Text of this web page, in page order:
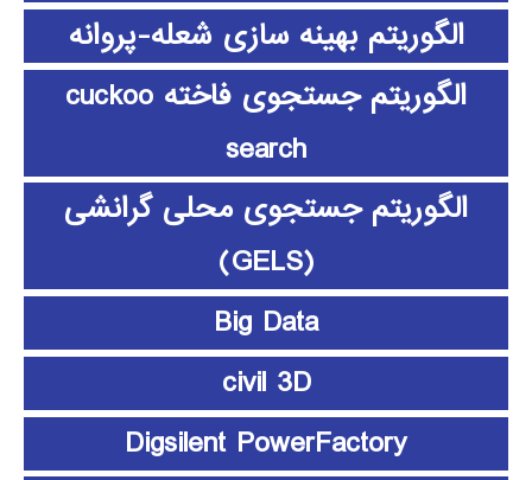
الگوریتم بهینه سازی شعله-پروانه
الگوریتم جستجوی فاخته cuckoo
search
الگوریتم جستجوی محلی گرانشی
(GELS)
Big Data
civil 3D
Digsilent PowerFactory